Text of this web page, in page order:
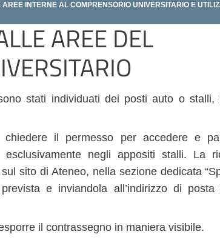
INTERNE AL COMPRENSORIO UNIVERSITARIO E
AREE DEL
stati individuati dei posti auto o stalli,
chiedere il permesso per accedere e
esclusivamente negli appositi stalli. La
sito di Ateneo, nella sezione dedicata
e inviandola all’indirizzo di posta
il contrassegno in maniera visibile.